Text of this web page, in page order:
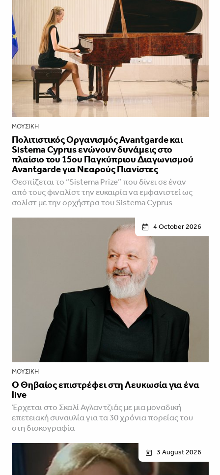
ΜΟΥΣΙΚΉ
Πολιτιστικός Οργανισμός Avantgarde και
Sistema Cyprus ενώνουν δυνάμεις στο
πλαίσιο του 15ου Παγκύπριου Διαγωνισμού
Avantgarde για Νεαρούς Πιανίστες
Θεσπίζεται το “Sistema Prize” που δίνει σε έναν
από τους φιναλίστ την ευκαιρία να εμφανιστεί ως
σολίστ με την ορχήστρα του Sistema Cyprus
4 October 2026
ΜΟΥΣΙΚΉ
Ο Θηβαίος επιστρέφει στη Λευκωσία για ένα
live
Έρχεται στο Σκαλί Αγλαντζιάς με μια μοναδική
επετειακή συναυλία για τα 30 χρόνια πορείας του
στη δισκογραφία
3 August 2026